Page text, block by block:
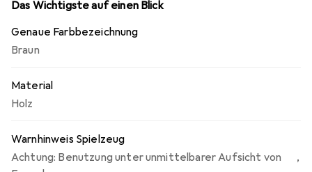
Das Wichtigste auf einen Blick
Genaue Farbbezeichnung
Braun
Material
Holz
Warnhinweis Spielzeug
Achtung: Benutzung unter unmittelbarer Aufsicht von
,